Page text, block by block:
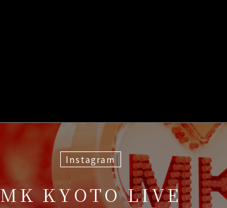
Instagram
MK KYOTO LIVE